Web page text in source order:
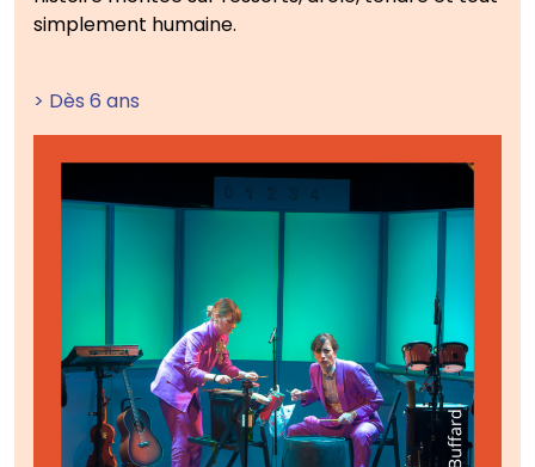
simplement humaine.
> Dès 6 ans